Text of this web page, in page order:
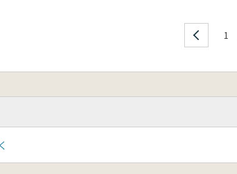
司 京都府亀岡市篠窯跡
美樹 長刀坂火葬墓と嵯峨野の
中世京都七条町一帯における都市活動の境界
ャロン・チベットにおけるカル
神前形石燈籠の成立に関する一考察 住吉
仁 葛城の一言主神と
祭祀権の発生と祭祀相続 蘇我氏から律令国
1